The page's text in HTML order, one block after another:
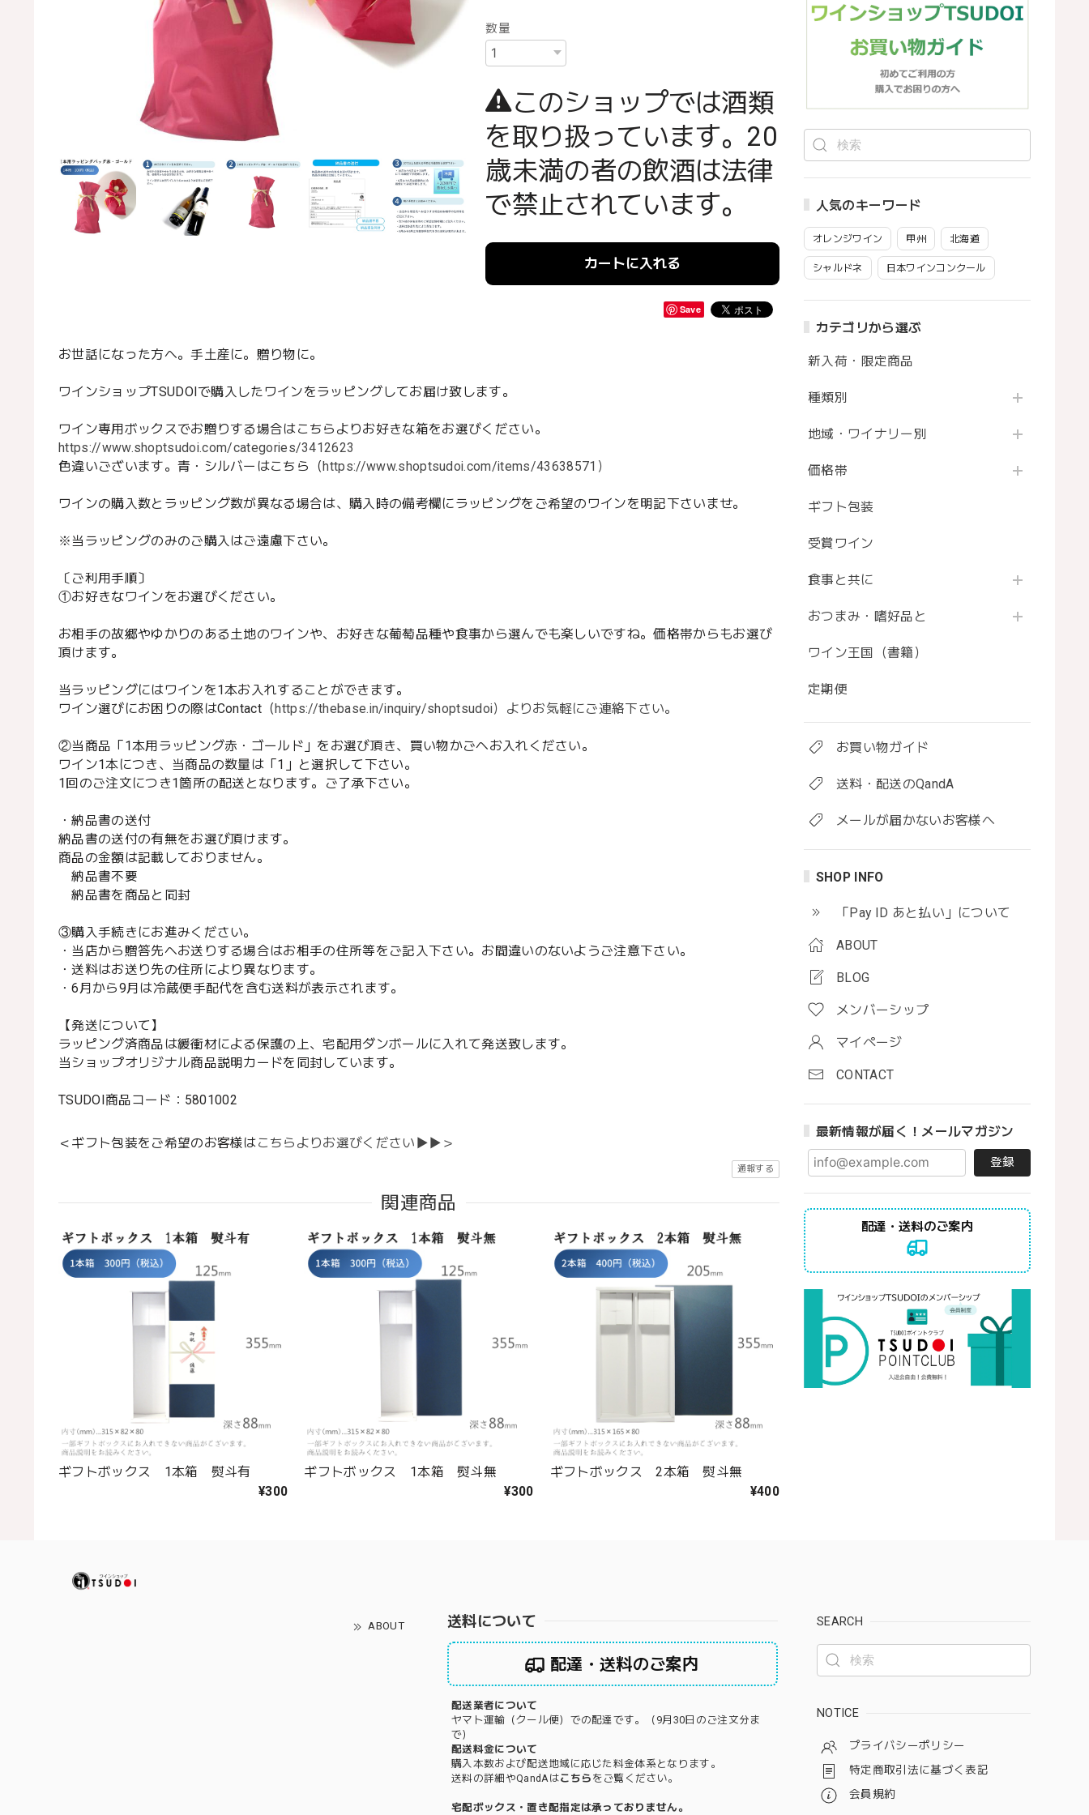
人気のキーワード
オレンジワイン 甲州 北海道
シャルドネ 日本ワインコンクール
カテゴリから選ぶ
新入荷・限定商品
種類別
地域・ワイナリー別
価格帯
ギフト包装
受賞ワイン
食事と共に
おつまみ・嗜好品と
ワイン王国（書籍）
定期便
お買い物ガイド
送料・配送のQandA
メールが届かないお客様へ
SHOP INFO
「Pay ID あと払い」について
ABOUT
BLOG
メンバーシップ
マイページ
CONTACT
最新情報が届く！メールマガジン
登録
配達・送料のご案内
数量
このショップでは酒類
を取り扱っています。20
歳未満の者の飲酒は法律
で禁止されています。
カートに入れる
Save
お世話になった方へ。手土産に。贈り物に。
ワインショップTSUDOIで購入したワインをラッピングしてお届け致します。
ワイン専用ボックスでお贈りする場合はこちらよりお好きな箱をお選びください。
https://www.shoptsudoi.com/categories/3412623
色違いございます。青・シルバーはこちら（https://www.shoptsudoi.com/items/43638571）
ワインの購入数とラッピング数が異なる場合は、購入時の備考欄にラッピングをご希望のワインを明記下さいませ。
※当ラッピングのみのご購入はご遠慮下さい。
〔ご利用手順〕
①お好きなワインをお選びください。
お相手の故郷やゆかりのある土地のワインや、お好きな葡萄品種や食事から選んでも楽しいですね。価格帯からもお選び
頂けます。
当ラッピングにはワインを1本お入れすることができます。
ワイン選びにお困りの際はContact（https://thebase.in/inquiry/shoptsudoi）よりお気軽にご連絡下さい。
②当商品「1本用ラッピング赤・ゴールド」をお選び頂き、買い物かごへお入れください。
ワイン1本につき、当商品の数量は「1」と選択して下さい。
1回のご注文につき1箇所の配送となります。ご了承下さい。
・納品書の送付
納品書の送付の有無をお選び頂けます。
商品の金額は記載しておりません。
納品書不要
納品書を商品と同封
③購入手続きにお進みください。
・当店から贈答先へお送りする場合はお相手の住所等をご記入下さい。お間違いのないようご注意下さい。
・送料はお送り先の住所により異なります。
・6月から9月は冷蔵便手配代を含む送料が表示されます。
【発送について】
ラッピング済商品は緩衝材による保護の上、宅配用ダンボールに入れて発送致します。
当ショップオリジナル商品説明カードを同封しています。
TSUDOI商品コード：5801002
＜ギフト包装をご希望のお客様はこちらよりお選びください▶▶＞
通報する
関連商品
ギフトボックス 1本箱 熨斗有
¥300
ギフトボックス 1本箱 熨斗無
¥300
ギフトボックス 2本箱 熨斗無
¥400
ABOUT 送料について
配達・送料のご案内
配送業者について
ヤマト運輸（クール便）での配達です。（9月30日のご注文分ま
で）
配送料金について
購入本数および配送地域に応じた料金体系となります。
送料の詳細やQandAはこちら をご覧ください。
宅配ボックス・置き配指定は承っておりません。
SEARCH
NOTICE
プライバシーポリシー
特定商取引法に基づく表記
会員規約